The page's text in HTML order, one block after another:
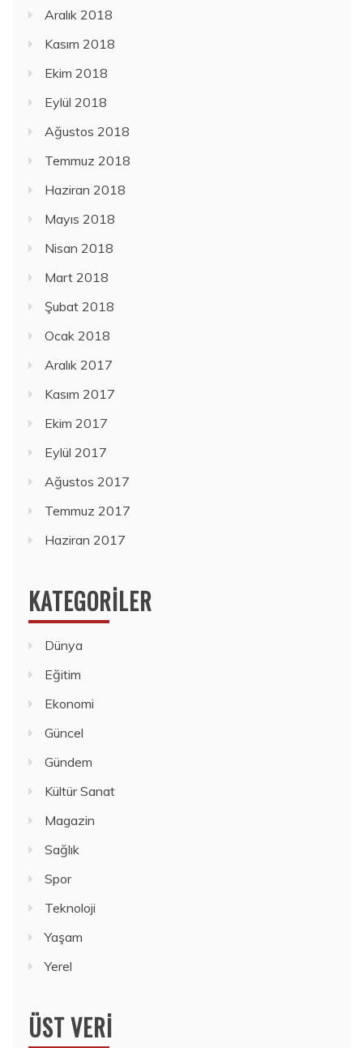
Aralık 2018
Kasım 2018
Ekim 2018
Eylül 2018
Ağustos 2018
Temmuz 2018
Haziran 2018
Mayıs 2018
Nisan 2018
Mart 2018
Şubat 2018
Ocak 2018
Aralık 2017
Kasım 2017
Ekim 2017
Eylül 2017
Ağustos 2017
Temmuz 2017
Haziran 2017
KATEGORILER
Dünya
Eğitim
Ekonomi
Güncel
Gündem
Kültür Sanat
Magazin
Sağlık
Spor
Teknoloji
Yaşam
Yerel
ÜST VERI